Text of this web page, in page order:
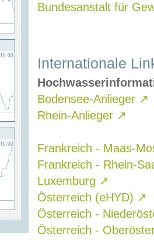
Bundesanstalt für
Internationale
Bodensee-Anlieger ↗
Rhein-Anlieger ↗
Frankreich - Maas-
Frankreich - Rhein-
Luxemburg ↗
Österreich (eHYD) ↗
Österreich -
Österreich -